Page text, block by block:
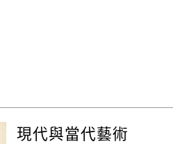
現代與當代藝術